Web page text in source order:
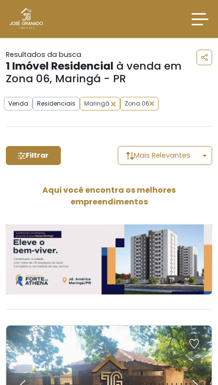
Resultados da busca
1 Imóvel Residencial à venda em
Zona 06, Maringá - PR
Venda Residenciais Maringá Zona 06
Filtrar Mais Relevantes
Aqui você encontra os melhores
empreendimentos